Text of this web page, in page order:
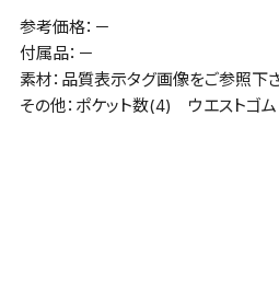
参考価格：－
付属品：－
素材：品質表示タグ画像をご参照下
その他：ポケット数(4) ウエストゴ